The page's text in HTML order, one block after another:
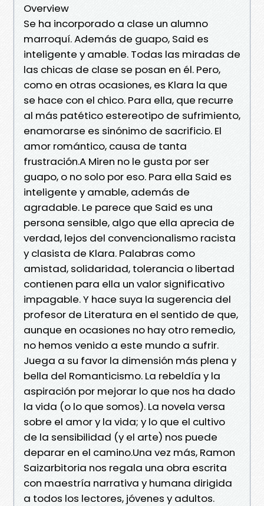
Overview
Se ha incorporado a clase un alumno
marroquí. Además de guapo, Said es
inteligente y amable. Todas las miradas de
las chicas de clase se posan en él. Pero,
como en otras ocasiones, es Klara la que
se hace con el chico. Para ella, que recurre
al más patético estereotipo de sufrimiento,
enamorarse es sinónimo de sacrificio. El
amor romántico, causa de tanta
frustración.A Miren no le gusta por ser
guapo, o no solo por eso. Para ella Said es
inteligente y amable, además de
agradable. Le parece que Said es una
persona sensible, algo que ella aprecia de
verdad, lejos del convencionalismo racista
y clasista de Klara. Palabras como
amistad, solidaridad, tolerancia o libertad
contienen para ella un valor significativo
impagable. Y hace suya la sugerencia del
profesor de Literatura en el sentido de que,
aunque en ocasiones no hay otro remedio,
no hemos venido a este mundo a sufrir.
Juega a su favor la dimensión más plena y
bella del Romanticismo. La rebeldía y la
aspiración por mejorar lo que nos ha dado
la vida (o lo que somos). La novela versa
sobre el amor y la vida; y lo que el cultivo
de la sensibilidad (y el arte) nos puede
deparar en el camino.Una vez más, Ramon
Saizarbitoria nos regala una obra escrita
con maestría narrativa y humana dirigida
a todos los lectores, jóvenes y adultos.